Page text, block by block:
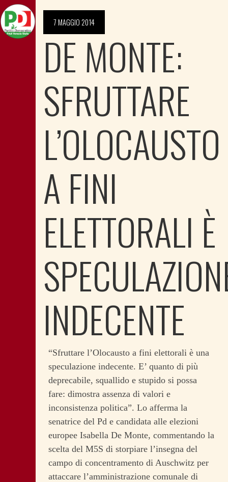
7 MAGGIO 2014
DE MONTE:
SFRUTTARE
L’OLOCAUSTO
A FINI
ELETTORALI È
INDECENTE
“Sfruttare l’Olocausto a fini elettorali è una
speculazione indecente. E’ quanto di più
deprecabile, squallido e stupido si possa
fare: dimostra assenza di valori e
inconsistenza politica”. Lo afferma la
senatrice del Pd e candidata alle elezioni
europee Isabella De Monte, commentando la
scelta del M5S di storpiare l’insegna del
campo di concentramento di Auschwitz per
attaccare l’amministrazione comunale di